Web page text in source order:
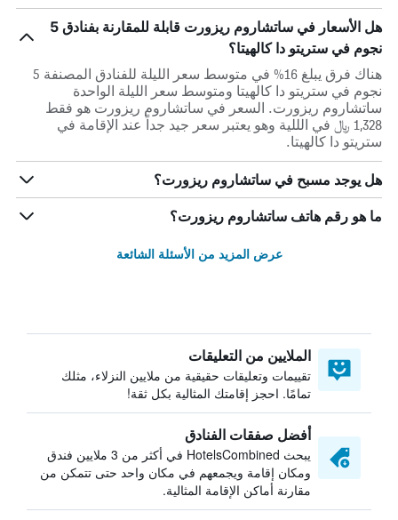
هل الأسعار في ساتشاروم ريزورت قابلة للمقارنة بفنادق 5
نجوم في ستريتو دا كالهيتا؟
هناك فرق يبلغ 16% في متوسط ​​سعر الليلة للفنادق المصنفة 5
نجوم في ستريتو دا كالهيتا ومتوسط ​​سعر الليلة الواحدة
ساتشاروم ريزورت. السعر في ساتشاروم ريزورت هو فقط
1,328 ﷼ في الللية وهو يعتبر سعر جيد جداً عند الإقامة في
ستريتو دا كالهيتا.
هل يوجد مسبح في ساتشاروم ريزورت؟
ما هو رقم هاتف ساتشاروم ريزورت؟
عرض المزيد من الأسئلة الشائعة
الملايين من التعليقات
تقييمات وتعليقات حقيقية من ملايين النزلاء، مثلك
تمامًا. احجز إقامتك المثالية بكل ثقة!
أفضل صفقات الفنادق
يبحث HotelsCombined في أكثر من 3 ملايين فندق
ومكان إقامة ويجمعهم في مكان واحد حتى تتمكن من
مقارنة أماكن الإقامة المثالية.